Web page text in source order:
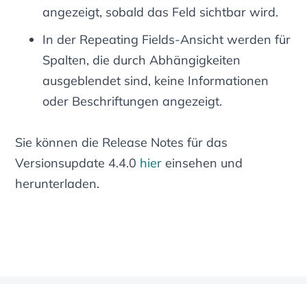
angezeigt, sobald das Feld sichtbar wird.
In der Repeating Fields-Ansicht werden für
Spalten, die durch Abhängigkeiten
ausgeblendet sind, keine Informationen
oder Beschriftungen angezeigt.
Sie können die Release Notes für das
Versionsupdate 4.4.0 hier einsehen und
herunterladen.